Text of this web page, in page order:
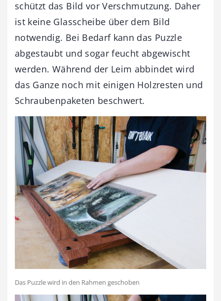
schützt das Bild vor Verschmutzung. Daher
ist keine Glasscheibe über dem Bild
notwendig. Bei Bedarf kann das Puzzle
abgestaubt und sogar feucht abgewischt
werden. Während der Leim abbindet wird
das Ganze noch mit einigen Holzresten und
Schraubenpaketen beschwert.
Das Puzzle wird in den Rahmen geschoben